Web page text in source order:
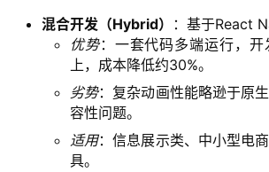
混合开发（Hybrid）
：基于React
优势：一套代码多端运行，开
上，成本降低约30%。
劣势：复杂动画性能略逊于原
容性问题。
适用：信息展示类、中小型电
具。